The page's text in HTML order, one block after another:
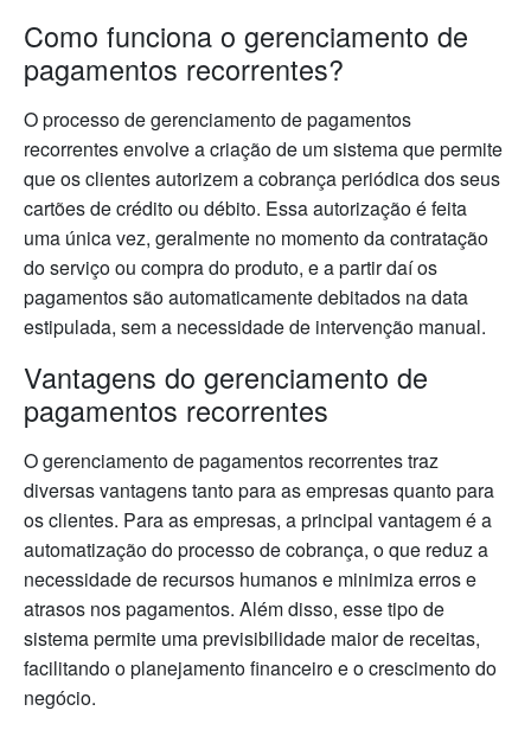
Como funciona o gerenciamento de
pagamentos recorrentes?
O processo de gerenciamento de pagamentos
recorrentes envolve a criação de um sistema que permite
que os clientes autorizem a cobrança periódica dos seus
cartões de crédito ou débito. Essa autorização é feita
uma única vez, geralmente no momento da contratação
do serviço ou compra do produto, e a partir daí os
pagamentos são automaticamente debitados na data
estipulada, sem a necessidade de intervenção manual.
Vantagens do gerenciamento de
pagamentos recorrentes
O gerenciamento de pagamentos recorrentes traz
diversas vantagens tanto para as empresas quanto para
os clientes. Para as empresas, a principal vantagem é a
automatização do processo de cobrança, o que reduz a
necessidade de recursos humanos e minimiza erros e
atrasos nos pagamentos. Além disso, esse tipo de
sistema permite uma previsibilidade maior de receitas,
facilitando o planejamento financeiro e o crescimento do
negócio.